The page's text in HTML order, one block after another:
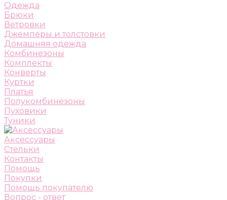
Одежда
Брюки
Ветровки
Джемперы и толстовки
Домашняя одежда
Комбинезоны
Комплекты
Конверты
Куртки
Платья
Полукомбинезоны
Пуховики
Туники
Аксессуары
Стельки
Контакты
Помощь
Покупки
Помощь покупателю
Вопрос - ответ